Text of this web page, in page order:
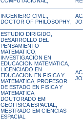
INGENIERO CIVIL.,
DOCTOR OF PHILOSOPHY,
ESTUDIO DIRIGIDO,
DESARROLLO DEL
PENSAMIENTO
MATEMATICO,
INVESTIGACION EN
EDUCACION MATEMATICA,
LICENCIADO EN
EDUCACION EN FISICA Y
MATEMATICA, PROFESOR
DE ESTADO EN FISICA Y
MATEMATICA,
DOUTORADO EM
GEOFISICA ESPACIAL,
MESTRADO EM CIENCIAS
ESPACIAL